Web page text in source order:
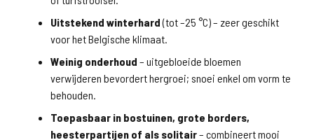
Uitstekend winterhard(tot –25 °C) – zeer geschikt
voor het Belgische klimaat.
Weinig onderhoud – uitgebloeide bloemen
verwijderen bevordert hergroei; snoei enkel om vorm te
behouden.
Toepasbaar in bostuinen, grote borders,
heesterpartijen of als solitair– combineert mooi